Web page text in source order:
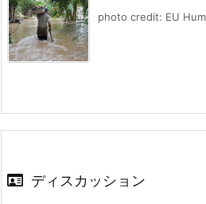
photo credit: EU
ディスカッション